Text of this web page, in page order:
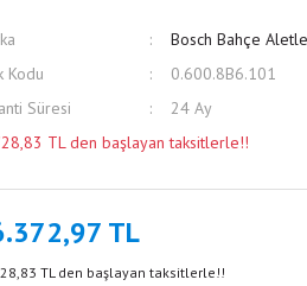
Bosch Bahçe
Kodu
0.600.8B6.101
Süresi
24 Ay
TL den başlayan taksitlerle!!
TL
TL den başlayan taksitlerle!!